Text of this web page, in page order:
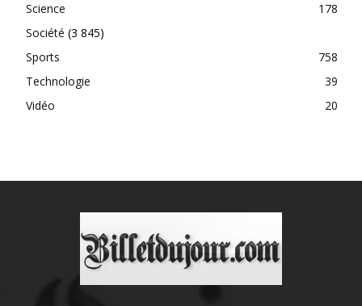
Science
178
Société (3 845)
Sports
758
Technologie
39
Vidéo
20